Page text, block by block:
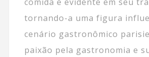
tornando-a uma figura
cenário gastronômico
paixão pela gastronomia e